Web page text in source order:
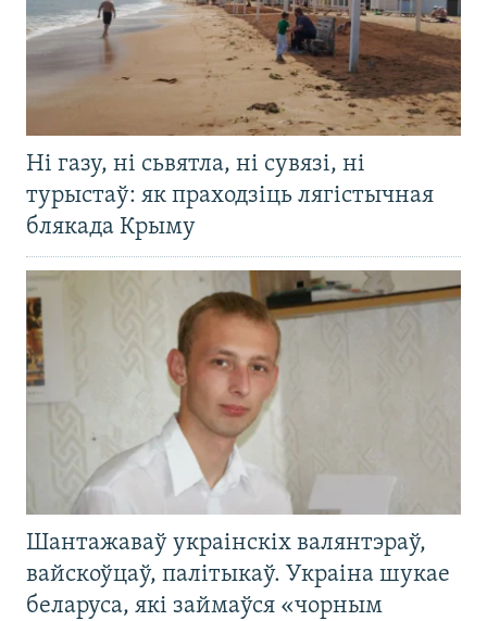
Ні газу, ні сьвятла, ні сувязі, ні
турыстаў: як праходзіць лягістычная
блякада Крыму
Шантажаваў украінскіх валянтэраў,
вайскоўцаў, палітыкаў. Украіна шукае
беларуса, які займаўся «чорным